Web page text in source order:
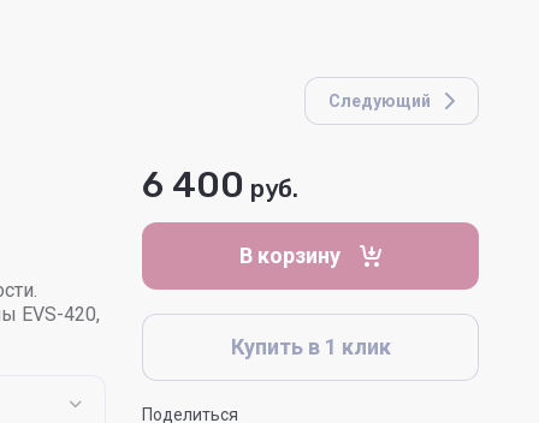
Следующий
EVS-420,
6 400 руб.
В корзину
Купить в 1 клик
Поделиться